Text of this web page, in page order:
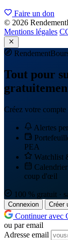
Faire un don
© 2026
Mentions légales
Rendement
Tout pour
Créez votre compte
Alertes
PEA
Watchlist
coup d'œil
100 % gratuit ·
Connexion Créer
Continuer avec
ou par email
Adresse email